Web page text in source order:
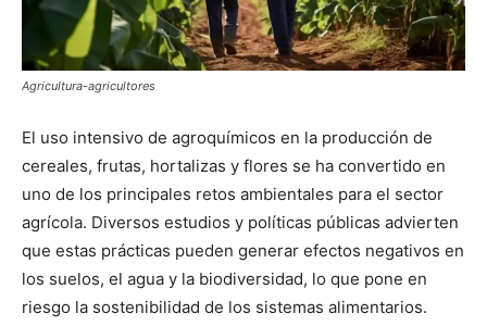
Agricultura-agricultores
El uso intensivo de agroquímicos en la producción de
cereales, frutas, hortalizas y flores se ha convertido en
uno de los principales retos ambientales para el sector
agrícola. Diversos estudios y políticas públicas advierten
que estas prácticas pueden generar efectos negativos en
los suelos, el agua y la biodiversidad, lo que pone en
riesgo la sostenibilidad de los sistemas alimentarios.